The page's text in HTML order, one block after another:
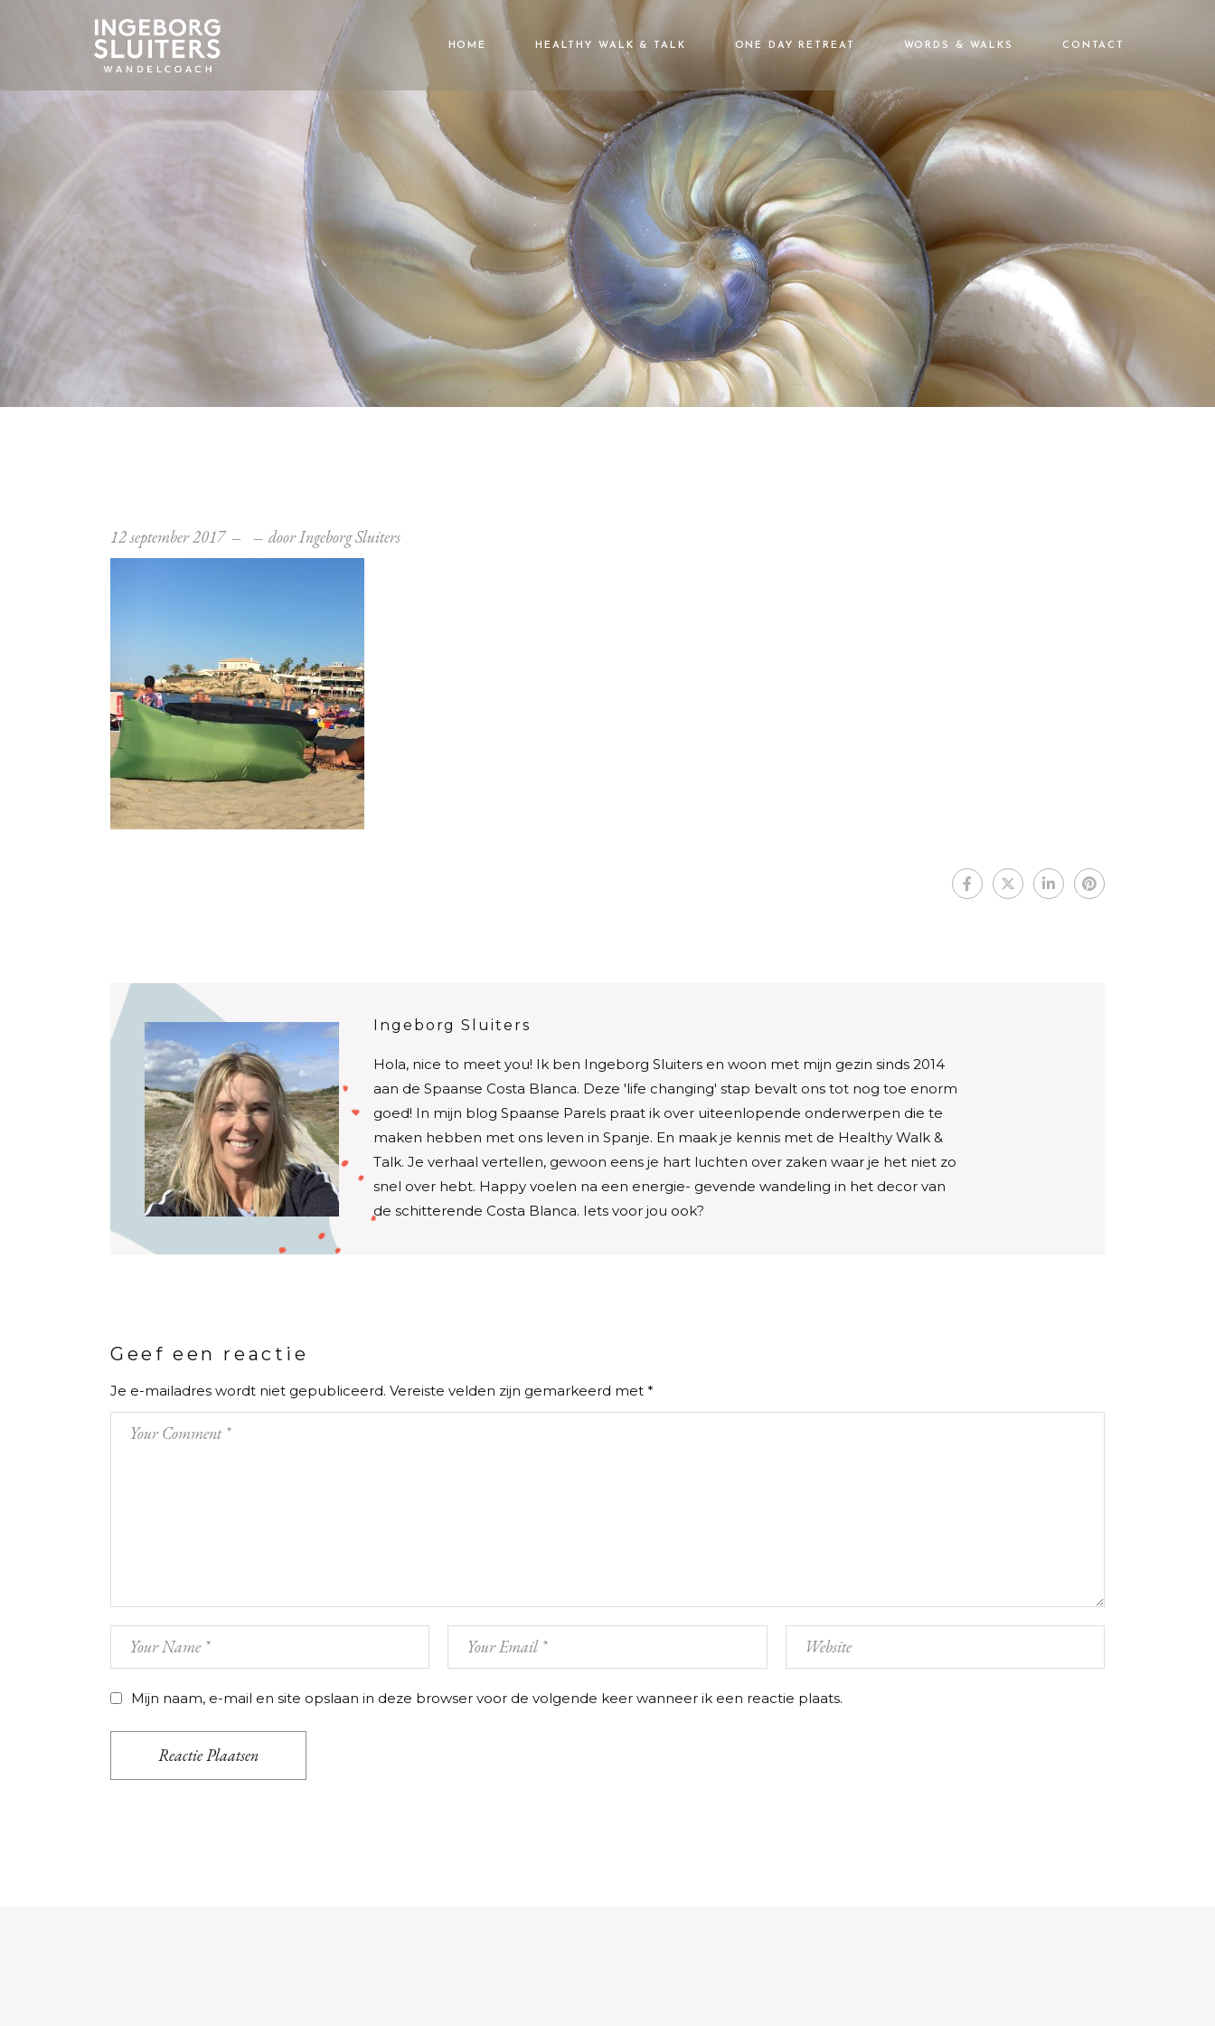
HOME HEALTHY WALK & TALK ONE DAY RETREAT WORDS & WALKS CONTACT
12 september 2017 doorIngeborg Sluiters
Ingeborg Sluiters
Hola, nice to meet you! Ik ben Ingeborg Sluiters en woon met mijn gezin sinds 2014
aan de Spaanse Costa Blanca. Deze 'life changing' stap bevalt ons tot nog toe enorm
goed! In mijn blog Spaanse Parels praat ik over uiteenlopende onderwerpen die te
maken hebben met ons leven in Spanje. En maak je kennis met de Healthy Walk &
Talk. Je verhaal vertellen, gewoon eens je hart luchten over zaken waar je het niet zo
snel over hebt. Happy voelen na een energie- gevende wandeling in het decor van
de schitterende Costa Blanca. Iets voor jou ook?
Geef een reactie
Je e-mailadres wordt niet gepubliceerd. Vereiste velden zijn gemarkeerd met *
Mijn naam, e-mail en site opslaan in deze browser voor de volgende keer wanneer ik een reactie plaats.
Reactie Plaatsen